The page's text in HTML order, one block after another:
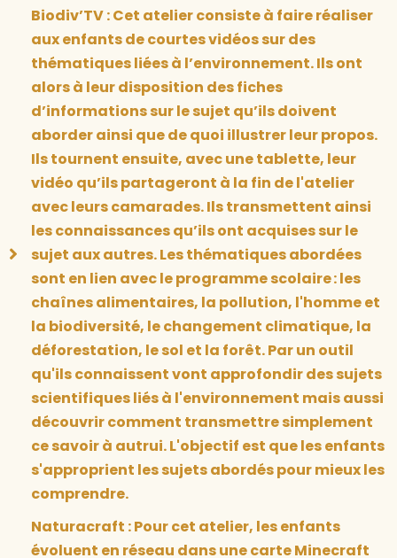
Biodiv’TV : Cet atelier consiste à faire réaliser
aux enfants de courtes vidéos sur des
thématiques liées à l’environnement. Ils ont
alors à leur disposition des fiches
d’informations sur le sujet qu’ils doivent
aborder ainsi que de quoi illustrer leur propos.
Ils tournent ensuite, avec une tablette, leur
vidéo qu’ils partageront à la fin de l'atelier
avec leurs camarades. Ils transmettent ainsi
les connaissances qu’ils ont acquises sur le
sujet aux autres. Les thématiques abordées
sont en lien avec le programme scolaire : les
chaînes alimentaires, la pollution, l'homme et
la biodiversité, le changement climatique, la
déforestation, le sol et la forêt. Par un outil
qu'ils connaissent vont approfondir des sujets
scientifiques liés à l'environnement mais aussi
découvrir comment transmettre simplement
ce savoir à autrui. L'objectif est que les enfants
s'approprient les sujets abordés pour mieux les
comprendre.
Naturacraft : Pour cet atelier, les enfants
évoluent en réseau dans une carte Minecraft